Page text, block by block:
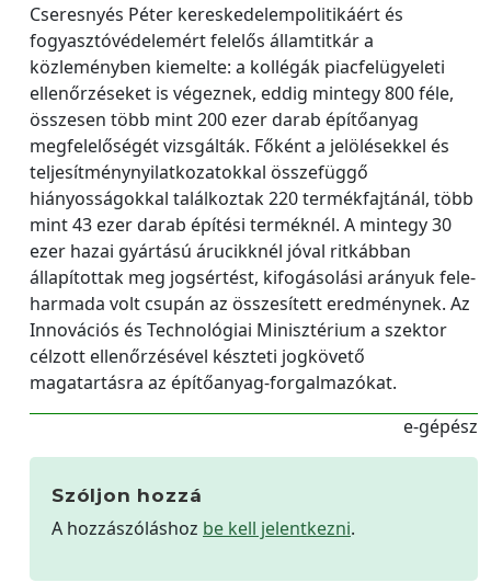
Cseresnyés Péter kereskedelempolitikáért és
fogyasztóvédelemért felelős államtitkár a
közleményben kiemelte: a kollégák piacfelügyeleti
ellenőrzéseket is végeznek, eddig mintegy 800 féle,
összesen több mint 200 ezer darab építőanyag
megfelelőségét vizsgálták. Főként a jelölésekkel és
teljesítménynyilatkozatokkal összefüggő
hiányosságokkal találkoztak 220 termékfajtánál, több
mint 43 ezer darab építési terméknél. A mintegy 30
ezer hazai gyártású árucikknél jóval ritkábban
állapítottak meg jogsértést, kifogásolási arányuk fele-
harmada volt csupán az összesített eredménynek. Az
Innovációs és Technológiai Minisztérium a szektor
célzott ellenőrzésével készteti jogkövető
magatartásra az építőanyag-forgalmazókat.
e-gépész
Szóljon hozzá
A hozzászóláshoz be kell jelentkezni.